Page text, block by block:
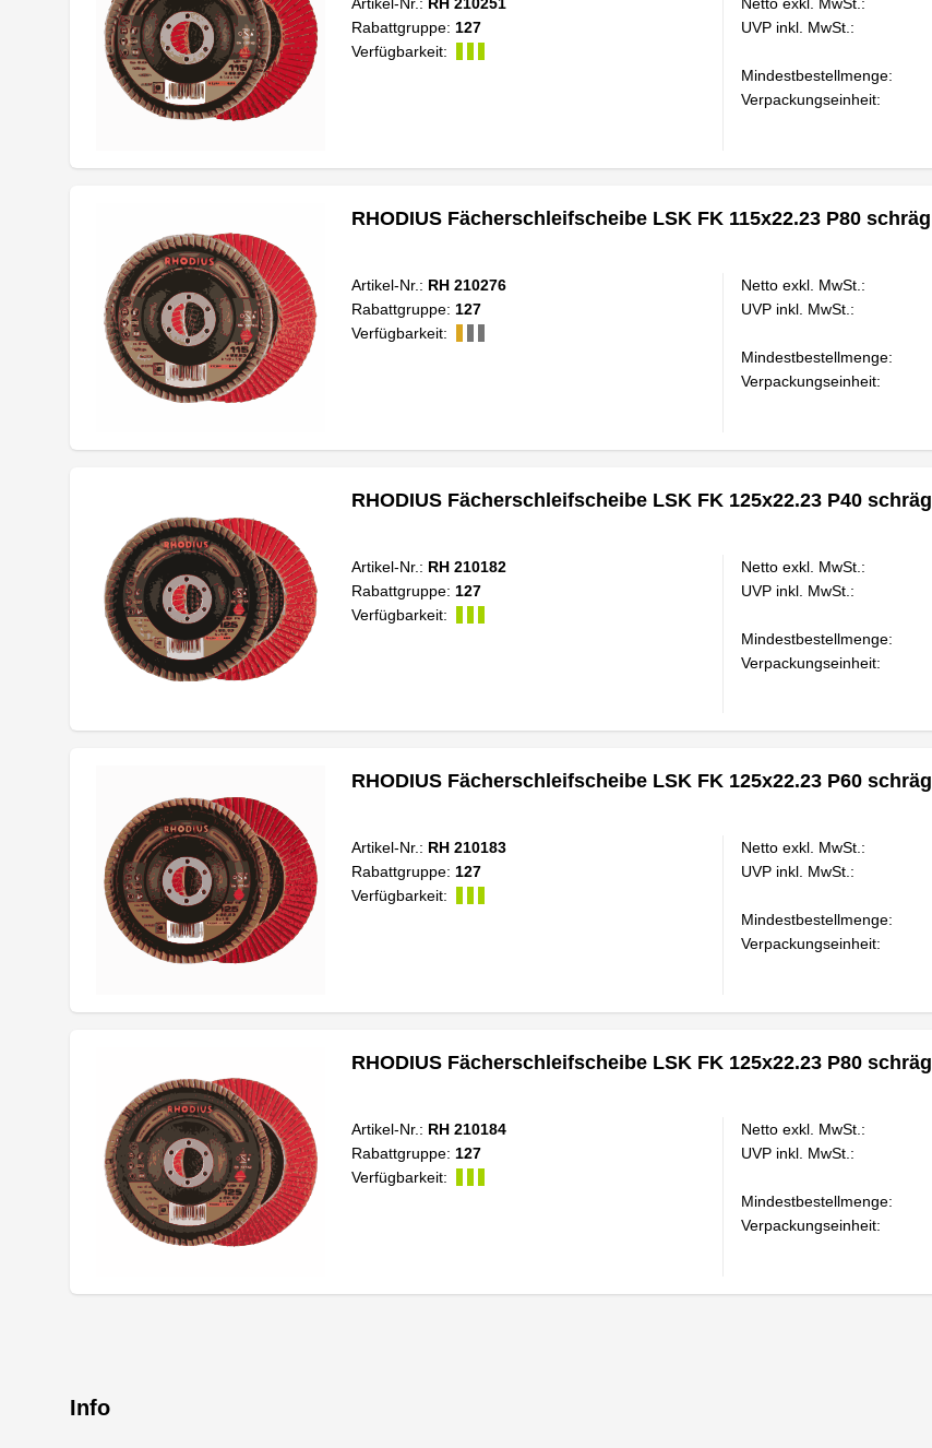
Artikel-Nr.: RH 210251
Rabattgruppe: 127
Verfügbarkeit:
Netto exkl. MwSt.:
UVP inkl. MwSt.:
Mindestbestellmenge:
Verpackungseinheit:
RHODIUS Fächerschleifscheibe LSK FK 115x22.23 P80 schräg
Artikel-Nr.: RH 210276
Rabattgruppe: 127
Verfügbarkeit:
Netto exkl. MwSt.:
UVP inkl. MwSt.:
Mindestbestellmenge:
Verpackungseinheit:
RHODIUS Fächerschleifscheibe LSK FK 125x22.23 P40 schräg
Artikel-Nr.: RH 210182
Rabattgruppe: 127
Verfügbarkeit:
Netto exkl. MwSt.:
UVP inkl. MwSt.:
Mindestbestellmenge:
Verpackungseinheit:
RHODIUS Fächerschleifscheibe LSK FK 125x22.23 P60 schräg
Artikel-Nr.: RH 210183
Rabattgruppe: 127
Verfügbarkeit:
Netto exkl. MwSt.:
UVP inkl. MwSt.:
Mindestbestellmenge:
Verpackungseinheit:
RHODIUS Fächerschleifscheibe LSK FK 125x22.23 P80 schräg
Artikel-Nr.: RH 210184
Rabattgruppe: 127
Verfügbarkeit:
Netto exkl. MwSt.:
UVP inkl. MwSt.:
Mindestbestellmenge:
Verpackungseinheit:
Info